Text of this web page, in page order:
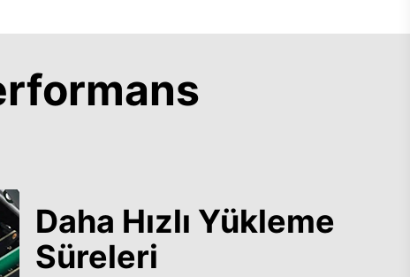
Daha Hızlı Yükleme
Süreleri